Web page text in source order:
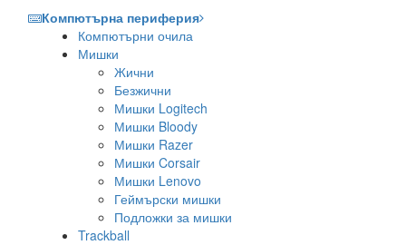
Компютърна периферия
Компютърни очила
Мишки
Жични
Безжични
Мишки Logitech
Мишки Bloody
Мишки Razer
Мишки Corsair
Мишки Lenovo
Геймърски мишки
Подложки за мишки
Trackball